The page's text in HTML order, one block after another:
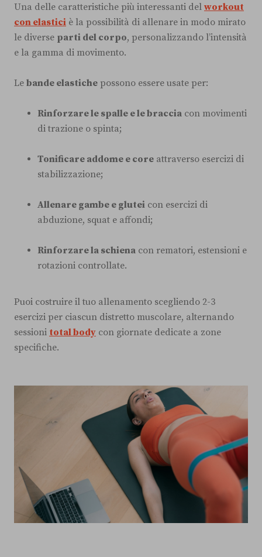
Una delle caratteristiche più interessanti del workout
con elastici è la possibilità di allenare in modo mirato
le diverse parti del corpo, personalizzando l’intensità
e la gamma di movimento.
Le bande elastiche possono essere usate per:
Rinforzare le spalle e le braccia con movimenti
di trazione o spinta;
Tonificare addome e core attraverso esercizi di
stabilizzazione;
Allenare gambe e glutei con esercizi di
abduzione, squat e affondi;
Rinforzare la schiena con rematori, estensioni e
rotazioni controllate.
Puoi costruire il tuo allenamento scegliendo 2-3
esercizi per ciascun distretto muscolare, alternando
sessioni total body con giornate dedicate a zone
specifiche.